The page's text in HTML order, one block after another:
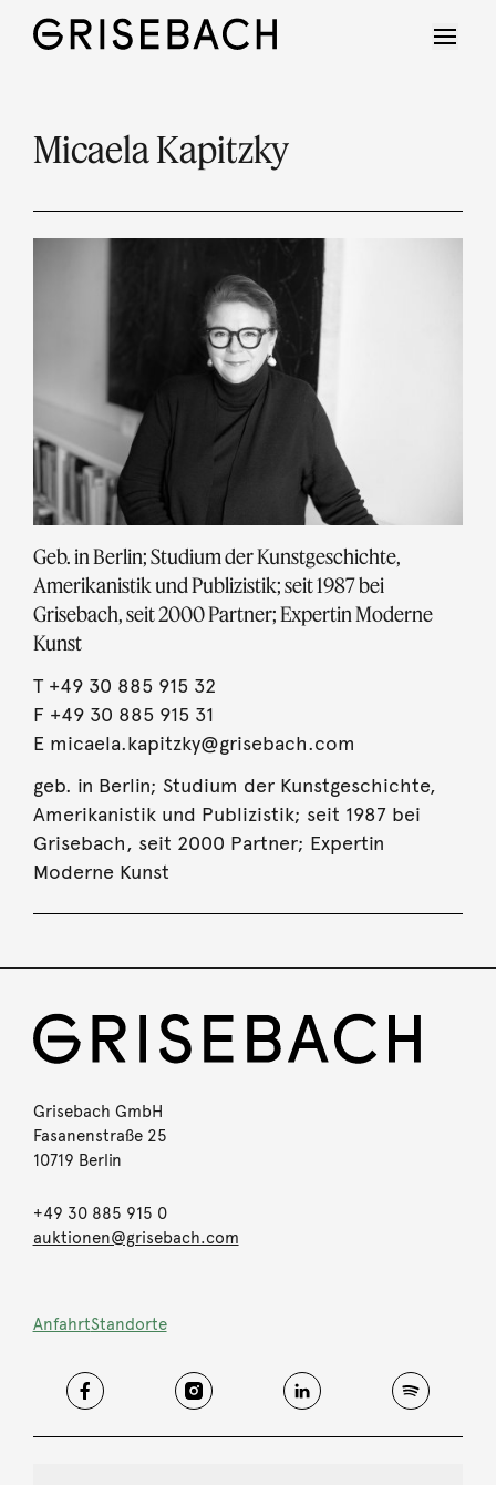
Micaela Kapitzky
Geb. in Berlin; Studium der Kunstgeschichte,
Amerikanistik und Publizistik; seit 1987 bei
Grisebach, seit 2000 Partner; Expertin Moderne
Kunst
T +49 30 885 915 32
F +49 30 885 915 31
E micaela.kapitzky@grisebach.com
geb. in Berlin; Studium der Kunstgeschichte,
Amerikanistik und Publizistik; seit 1987 bei
Grisebach, seit 2000 Partner; Expertin
Moderne Kunst
Grisebach GmbH
Fasanenstraße 25
10719 Berlin
+49 30 885 915 0
auktionen@grisebach.com
AnfahrtStandorte